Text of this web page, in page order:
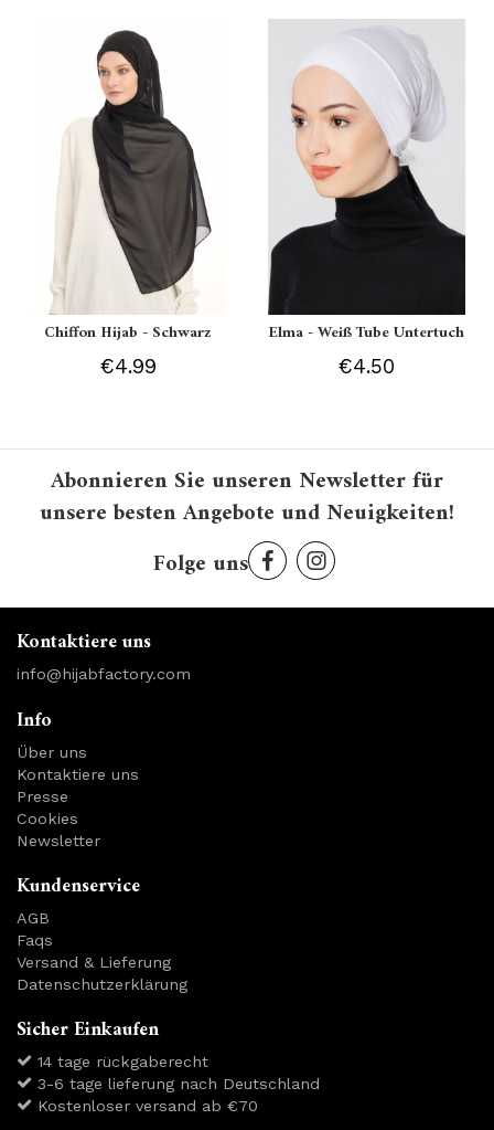
Chiffon Hijab - Schwarz
€4.99
Elma - Weiß Tube Untertuch
€4.50
Abonnieren Sie unseren Newsletter für
unsere besten Angebote und Neuigkeiten!
Folge uns
Kontaktiere uns
info@hijabfactory.com
Info
Über uns
Kontaktiere uns
Presse
Cookies
Newsletter
Kundenservice
AGB
Faqs
Versand & Lieferung
Datenschutzerklärung
Sicher Einkaufen
14 tage rückgaberecht
3-6 tage lieferung nach Deutschland
Kostenloser versand ab €70